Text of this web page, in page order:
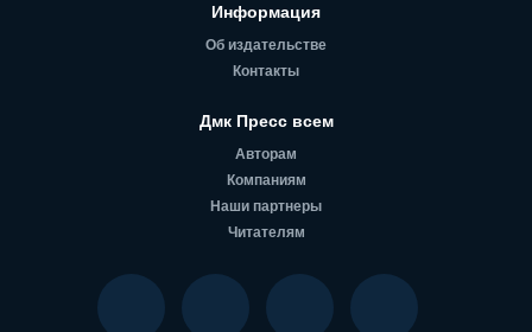
Информация
Об издательстве
Контакты
Дмк Пресс всем
Авторам
Компаниям
Наши партнеры
Читателям